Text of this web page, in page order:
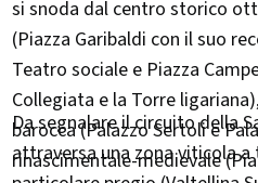
si snoda dal centro storico
(Piazza Garibaldi con il suo
Teatro sociale e Piazza
Collegiata e la Torre
barocca (Palazzo Sertoli e
rinascimentale-medievale
Da segnalare il circuito della
attraversa una zona viticola